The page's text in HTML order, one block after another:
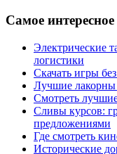
Самое интересное
Электрические
логистики
Скачать игры
Лучшие лакорны
Смотреть
Сливы курсов:
предложениями
Где смотреть
Исторические